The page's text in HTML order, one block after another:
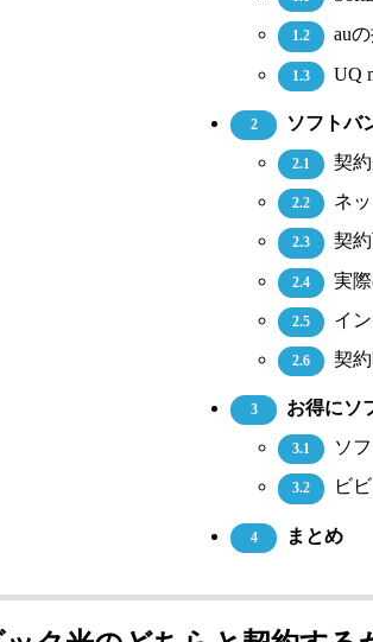
1.2 au
1.3 UQ
2 ソフトバ
2.1 契
2.2 ネ
2.3 契
2.4 実
2.5 イ
2.6 契
3 お得にソ
3.1 ソ
3.2 ビ
4 まとめ